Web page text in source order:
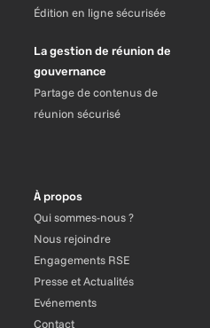
Édition en ligne sécurisée
La gestion de réunion de
gouvernance
Partage de contenus de
réunion sécurisé
À propos
Qui sommes-nous ?
Nous rejoindre
Engagements RSE
Presse et Actualités
Evénements
Contact